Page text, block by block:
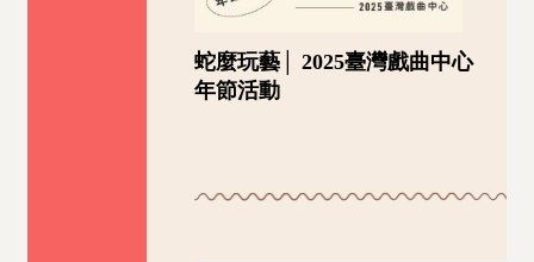
蛇麼玩藝│ 2025臺灣戲曲中心
年節活動